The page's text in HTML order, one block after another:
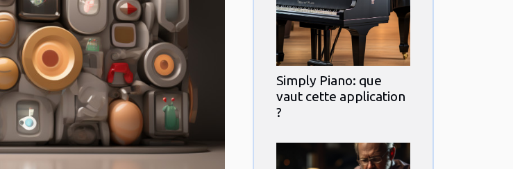
Simply Piano: que
vaut cette application
?